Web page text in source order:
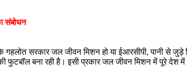
संबोधन
सरकार जल जीवन मिशन हो या ईआरसीपी, पानी से जुड़े
फुटबॉल बना रही है। इसी प्रकार जल जीवन मिशन में पूरे